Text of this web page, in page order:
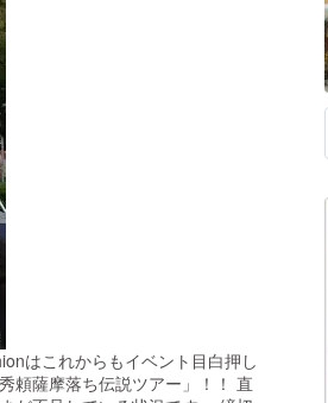
はこれからもイベント目白押し
頼薩摩落ち伝説ツアー」！！ 直